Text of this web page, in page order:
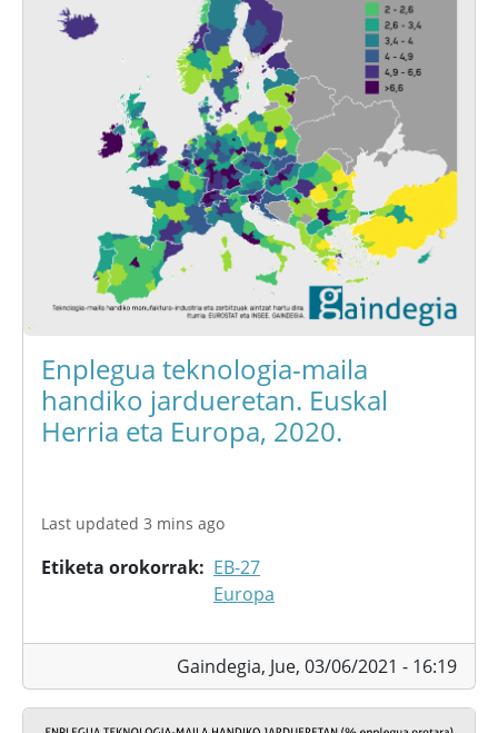
Enplegua teknologia-maila
handiko jardueretan. Euskal
Herria eta Europa, 2020.
Last updated 3 mins ago
Etiketa orokorrak
EB-27
Europa
Gaindegia, Jue, 03/06/2021 - 16:19